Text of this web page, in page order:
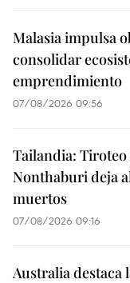
Malasia impulsa
consolidar
emprendimiento
07/08/2026 09:56
Tailandia: Tiroteo
Nonthaburi deja
muertos
07/08/2026 09:16
Australia destaca